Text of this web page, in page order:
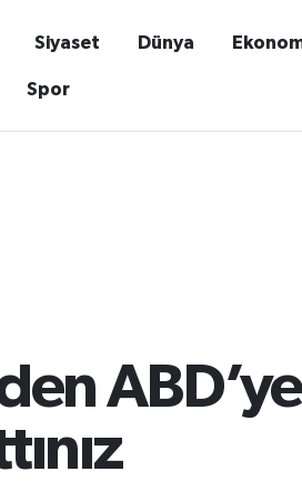
Siyaset Dünya
Spor